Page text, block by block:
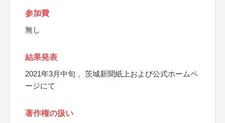
参加費
無し
結果発表
2021年3月中旬 、茨城新聞紙上および公式ホームペ
ージにて
著作権の扱い